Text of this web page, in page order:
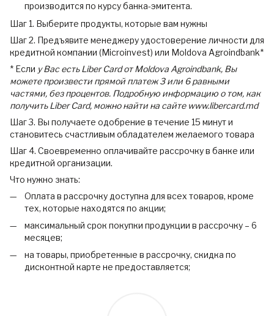
производится по курсу банка-эмитента.
Шаг 1. Выберите продукты, которые вам нужны
Шаг 2. Предъявите менеджеру удостоверение личности для
кредитной компании (Microinvest) или Moldova Agroindbank*
* Если у Вас есть Liber Card от Moldova Agroindbank, Вы
можете произвести прямой платеж 3 или 6 равными
частями, без процентов. Подробную информацию о том, как
получить Liber Card, можно найти на сайте www.libercard.md
Шаг 3. Вы получаете одобрение в течение 15 минут и
становитесь счастливым обладателем желаемого товара
Шаг 4. Своевременно оплачивайте рассрочку в банке или
кредитной организации.
Что нужно знать:
Оплата в рассрочку доступна для всех товаров, кроме
тех, которые находятся по акции;
максимальный срок покупки продукции в рассрочку – 6
месяцев;
на товары, приобретенные в рассрочку, скидка по
дисконтной карте не предоставляется;